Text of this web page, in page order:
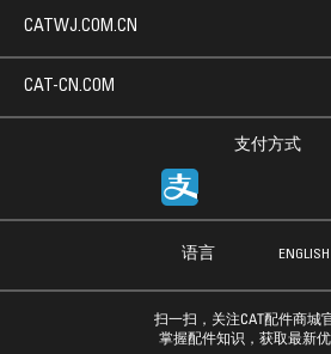
支付方式
CATWJ.COM.CN
CAT-CN.COM
语言 ENGLISH
扫一扫，关注CAT配件商城
掌握配件知识，获取最新优